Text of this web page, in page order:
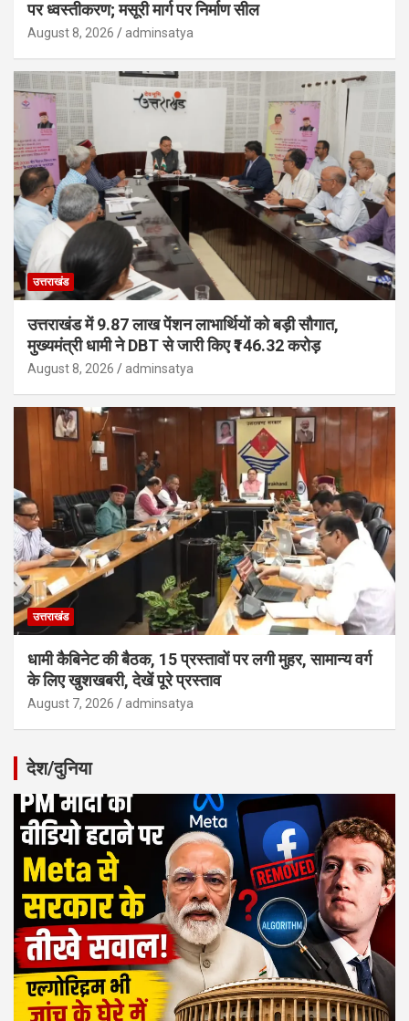
पर ध्वस्तीकरण; मसूरी मार्ग पर निर्माण सील
August 8, 2026 adminsatya
उत्तराखंड
उत्तराखंड में 9.87 लाख पेंशन लाभार्थियों को बड़ी सौगात,
मुख्यमंत्री धामी ने DBT से जारी किए ₹146.32 करोड़
August 8, 2026 adminsatya
उत्तराखंड
धामी कैबिनेट की बैठक, 15 प्रस्तावों पर लगी मुहर, सामान्य वर्ग
के लिए खुशखबरी, देखें पूरे प्रस्ताव
August 7, 2026 adminsatya
देश/दुनिया